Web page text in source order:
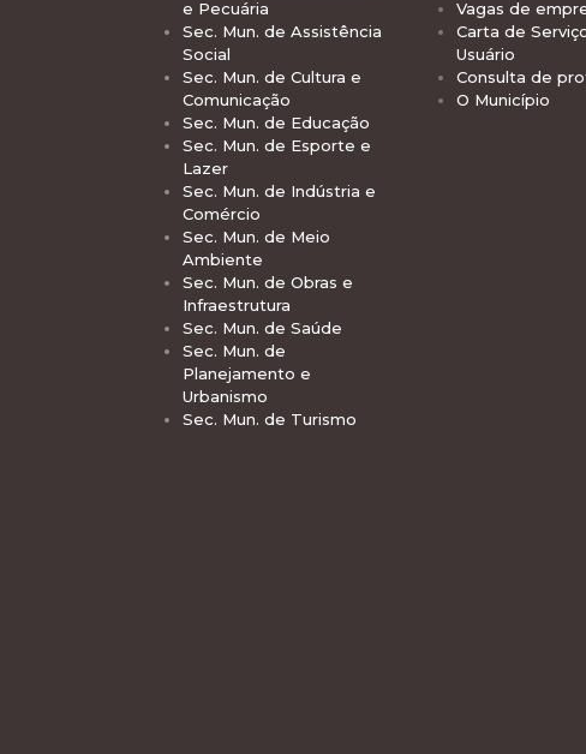
e Pecuária
Sec. Mun. de Assistência
Social
Sec. Mun. de Cultura e
Comunicação
Sec. Mun. de Educação
Sec. Mun. de Esporte e
Lazer
Sec. Mun. de Indústria e
Comércio
Sec. Mun. de Meio
Ambiente
Sec. Mun. de Obras e
Infraestrutura
Sec. Mun. de Saúde
Sec. Mun. de
Planejamento e
Urbanismo
Sec. Mun. de Turismo
Vagas de
Carta de
Usuário
Consulta de
O Município